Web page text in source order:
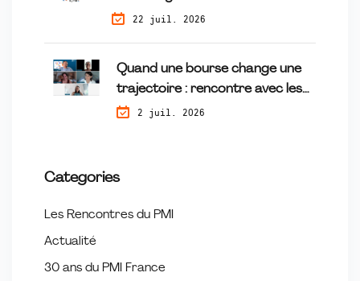
mécénat de compétences qui fait
22 juil. 2026
Quand une bourse change une
trajectoire : rencontre avec les
lauréates du programme
2 juil. 2026
Categories
Les Rencontres du PMI
Actualité
30 ans du PMI France